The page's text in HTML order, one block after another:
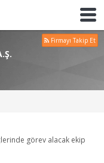
Firmayı Takip Et
görev alacak ekip